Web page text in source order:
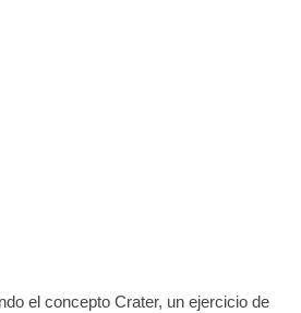
el concepto Crater, un ejercicio de